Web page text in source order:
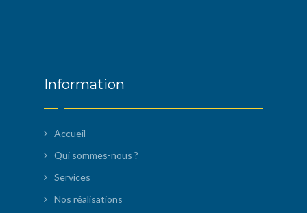
Information
Accueil
Qui sommes-nous ?
Services
Nos réalisations